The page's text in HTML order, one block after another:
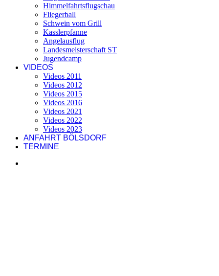
Himmelfahrtsflugschau
Fliegerball
Schwein vom Grill
Kasslerpfanne
Angelausflug
Landesmeisterschaft ST
Jugendcamp
VIDEOS
Videos 2011
Videos 2012
Videos 2015
Videos 2016
Videos 2021
Videos 2022
Videos 2023
ANFAHRT BÖLSDORF
TERMINE